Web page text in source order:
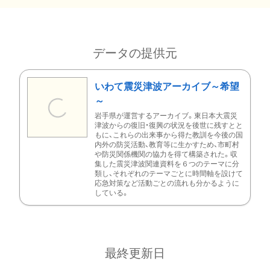
データの提供元
いわて震災津波アーカイブ～希望
～
岩手県が運営するアーカイブ。東日本大震災
津波からの復旧・復興の状況を後世に残すとと
もに、これらの出来事から得た教訓を今後の国
内外の防災活動、教育等に生かすため、市町村
や防災関係機関の協力を得て構築された。収
集した震災津波関連資料を６つのテーマに分
類し、それぞれのテーマごとに時間軸を設けて
応急対策など活動ごとの流れも分かるように
している。
最終更新日